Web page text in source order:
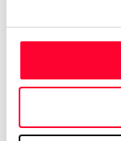
la música, y he
celta allá por los
soy más bien
soy muy fan del
sobre todo
de Wagner y los